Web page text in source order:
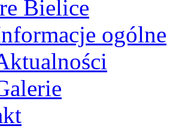
Bielice
ogólne